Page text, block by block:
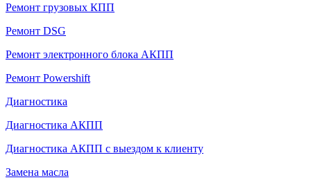
Ремонт грузовых КПП
Ремонт DSG
Ремонт электронного блока АКПП
Ремонт Powershift
Диагностика
Диагностика АКПП
Диагностика АКПП с выездом к клиенту
Замена масла